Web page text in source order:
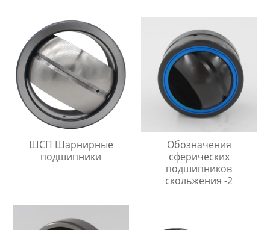
ШСП Шарнирные
подшипники
Обозначения
сферических
подшипников
скольжения -2